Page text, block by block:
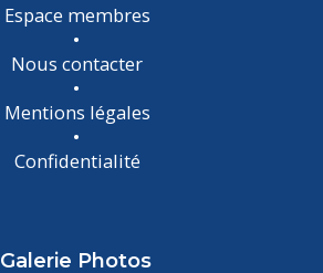
Espace membres
Nous contacter
Mentions légales
Confidentialité
Galerie Photos